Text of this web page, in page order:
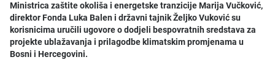
Ministrica zaštite okoliša i energetske tranzicije Marija Vučković,
direktor Fonda Luka Balen i državni tajnik Željko Vuković su
korisnicima uručili ugovore o dodjeli bespovratnih sredstava za
projekte ublažavanja i prilagodbe klimatskim promjenama u
Bosni i Hercegovini.